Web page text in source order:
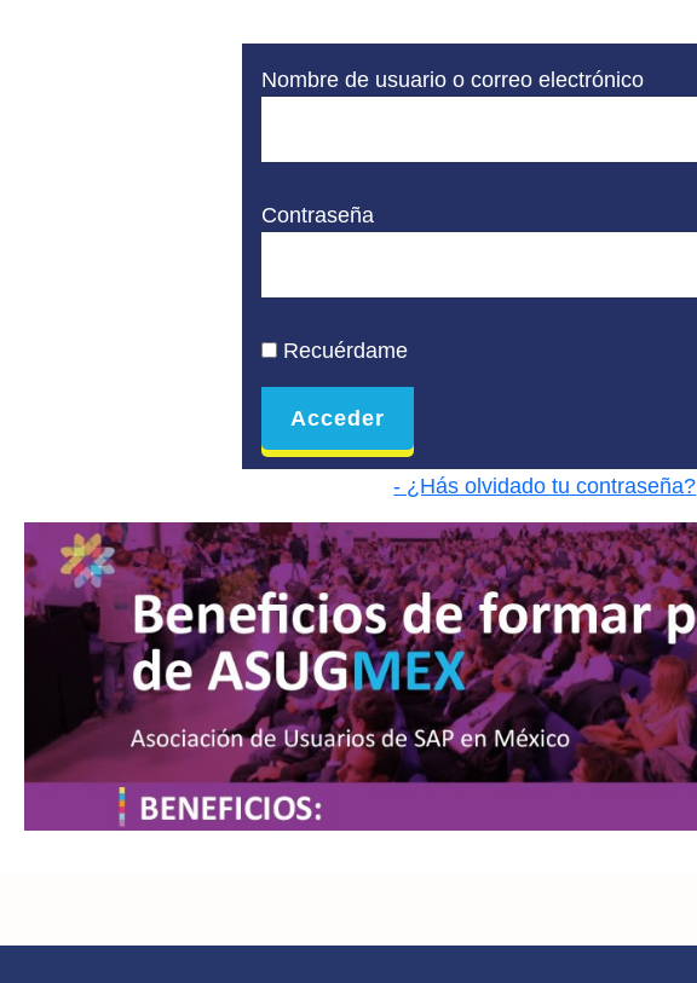
Nombre de usuario o correo electrónico
Contraseña
Recuérdame
- ¿Hás olvidado tu contraseña?